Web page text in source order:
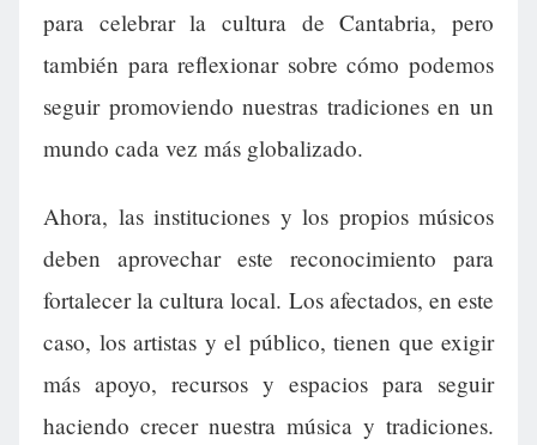
para celebrar la cultura de Cantabria, pero
también para reflexionar sobre cómo podemos
seguir promoviendo nuestras tradiciones en un
mundo cada vez más globalizado.
Ahora, las instituciones y los propios músicos
deben aprovechar este reconocimiento para
fortalecer la cultura local. Los afectados, en este
caso, los artistas y el público, tienen que exigir
más apoyo, recursos y espacios para seguir
haciendo crecer nuestra música y tradiciones.